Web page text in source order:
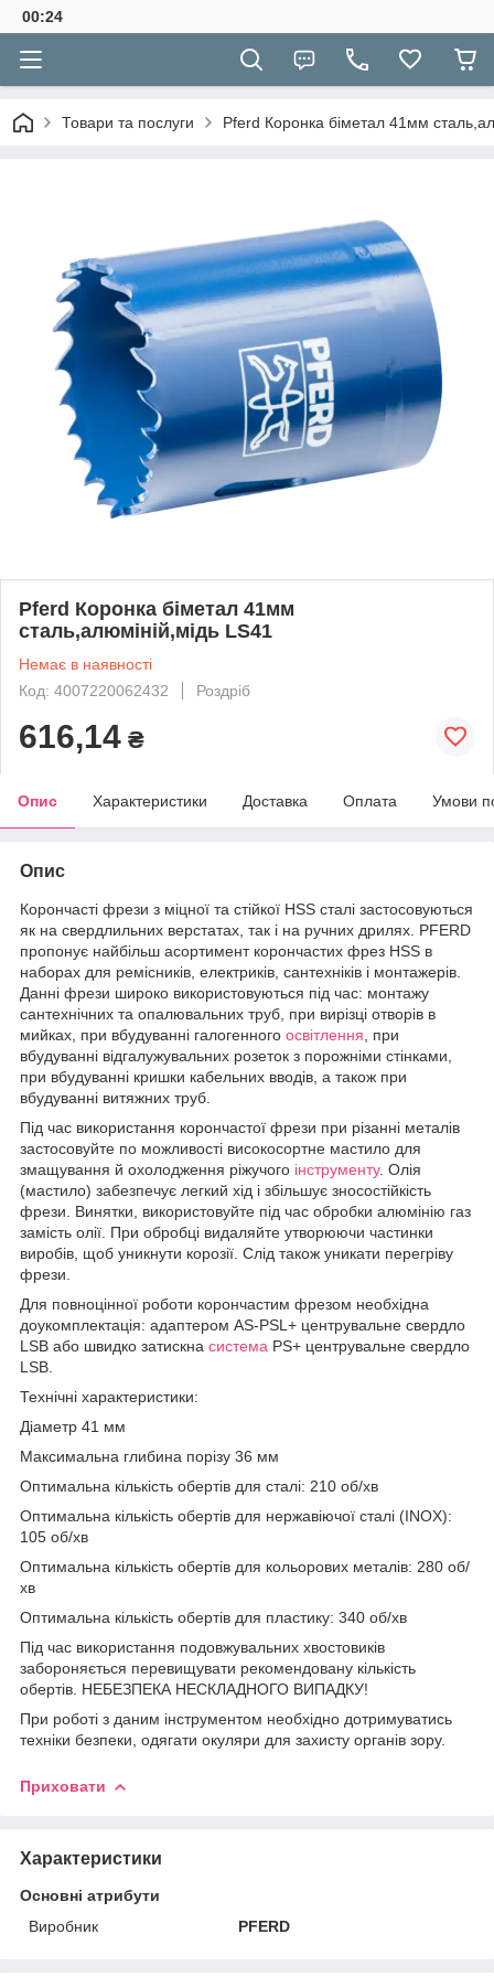
00:24
Товари та послуги Pferd Коронка біметал 41мм
Pferd Коронка біметал 41мм
сталь,алюміній,мідь LS41
Немає в наявності
Код: 4007220062432
Роздріб
616,14 ₴
Опис Характеристики Доставка Оплата Умови
Опис
Корончасті фрези з міцної та стійкої HSS сталі застосовуються
як на свердлильних верстатах, так і на ручних дрилях. PFERD
пропонує найбільш асортимент корончастих фрез HSS в
наборах для ремісників, електриків, сантехніків і монтажерів.
Данні фрези широко використовуються під час: монтажу
сантехнічних та опалювальних труб, при вирізці отворів в
мийках, при вбудуванні галогенного освітлення , при
вбудуванні відгалужувальних розеток з порожніми стінками,
при вбудуванні кришки кабельних вводів, а також при
вбудуванні витяжних труб.
Під час використання корончастої фрези при різанні металів
застосовуйте по можливості високосортне мастило для
змащування й охолодження ріжучого інструменту. Олія
(мастило) забезпечує легкий хід і збільшує зносостійкість
фрези. Винятки, використовуйте під час обробки алюмінію газ
замість олії. При обробці видаляйте утворюючи частинки
виробів, щоб уникнути корозії. Слід також уникати перегріву
фрези.
Для повноцінної роботи корончастим фрезом необхідна
доукомплектація: адаптером AS-PSL+ центрувальне свердло
LSB або швидко затискна система PS+ центрувальне свердло
LSB.
Технічні характеристики:
Діаметр 41 мм
Максимальна глибина порізу 36 мм
Оптимальна кількість обертів для сталі: 210 об/хв
Оптимальна кількість обертів для нержавіючої сталі (INOX):
105 об/хв
Оптимальна кількість обертів для кольорових металів: 280 об/
хв
Оптимальна кількість обертів для пластику: 340 об/хв
Під час використання подовжувальних хвостовиків
забороняється перевищувати рекомендовану кількість
обертів. НЕБЕЗПЕКА НЕСКЛАДНОГО ВИПАДКУ!
При роботі з даним інструментом необхідно дотримуватись
техніки безпеки, одягати окуляри для захисту органів зору.
Приховати
Характеристики
Основні атрибути
Виробник
PFERD